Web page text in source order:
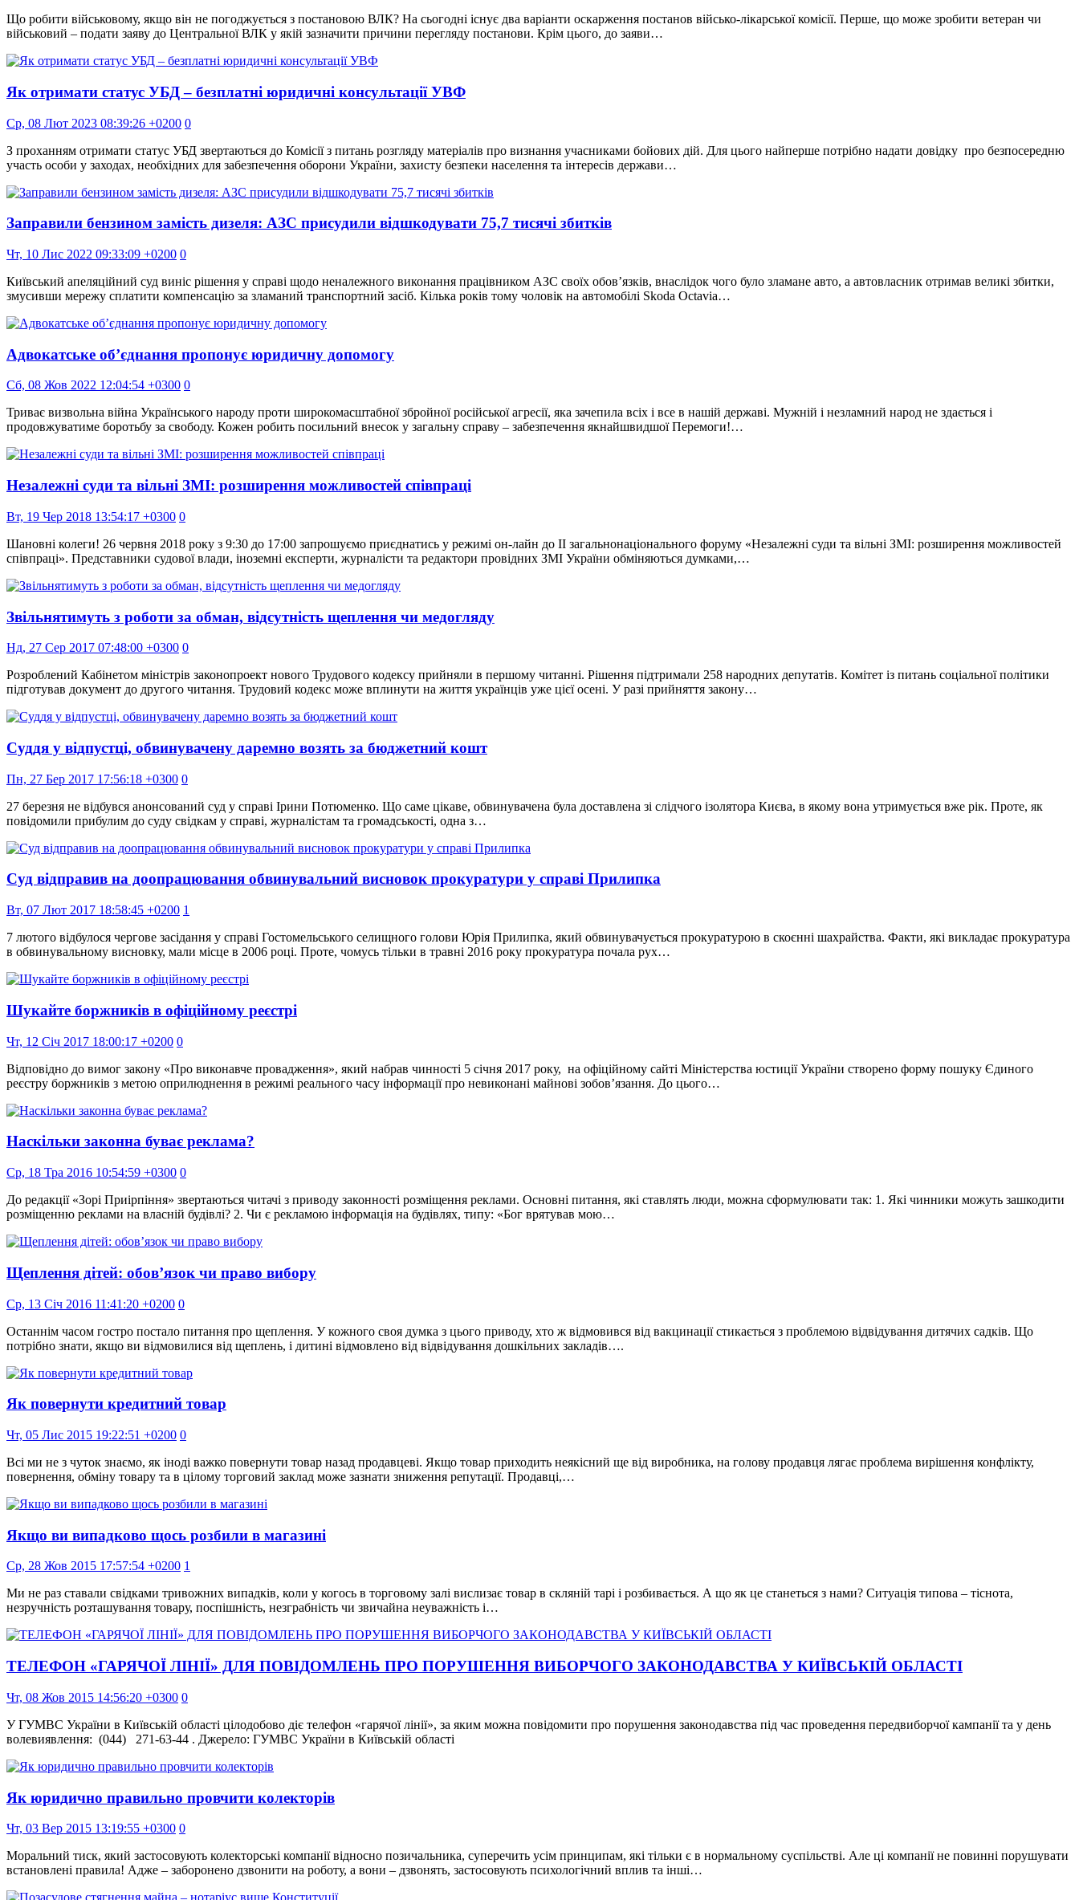
Що робити військовому, якщо він не погоджується з постановою ВЛК? На сьогодні існує два варіанти оскарження постанов військо-лікарської комісії. Перше, що може зробити ветеран чи
військовий – подати заяву до Центральної ВЛК у якій зазначити причини перегляду постанови. Крім цього, до заяви…
Як отримати статус УБД – безплатні юридичні консультації УВФ
Ср, 08 Лют 2023 08:39:26 +0200 0
З проханням отримати статус УБД звертаються до Комісії з питань розгляду матеріалів про визнання учасниками бойових дій. Для цього найперше потрібно надати довідку про безпосередню
участь особи у заходах, необхідних для забезпечення оборони України, захисту безпеки населення та інтересів держави…
Заправили бензином замість дизеля: АЗС присудили відшкодувати 75,7 тисячі збитків
Чт, 10 Лис 2022 09:33:09 +0200 0
Київський апеляційний суд виніс рішення у справі щодо неналежного виконання працівником АЗС своїх обов’язків, внаслідок чого було зламане авто, а автовласник отримав великі збитки,
змусивши мережу сплатити компенсацію за зламаний транспортний засіб. Кілька років тому чоловік на автомобілі Skoda Oсtavia…
Адвокатське об’єднання пропонує юридичну допомогу
Сб, 08 Жов 2022 12:04:54 +0300 0
Триває визвольна війна Українського народу проти широкомасштабної збройної російської агресії, яка зачепила всіх і все в нашій державі. Мужній і незламний народ не здається і
продовжуватиме боротьбу за свободу. Кожен робить посильний внесок у загальну справу – забезпечення якнайшвидшої Перемоги!…
Незалежні суди та вільні ЗМІ: розширення можливостей співпраці
Вт, 19 Чер 2018 13:54:17 +0300 0
Шановні колеги! 26 червня 2018 року з 9:30 до 17:00 запрошуємо приєднатись у режимі он-лайн до ІІ загальнонаціонального форуму «Незалежні суди та вільні ЗМІ: розширення можливостей
співпраці». Представники судової влади, іноземні експерти, журналісти та редактори провідних ЗМІ України обміняються думками,…
Звільнятимуть з роботи за обман, відсутність щеплення чи медогляду
Нд, 27 Сер 2017 07:48:00 +0300 0
Розроблений Кабінетом міністрів законопроект нового Трудового кодексу прийняли в першому читанні. Рішення підтримали 258 народних депутатів. Комітет із питань соціальної політики
підготував документ до другого читання. Трудовий кодекс може вплинути на життя українців уже цієї осені. У разі прийняття закону…
Суддя у відпустці, обвинувачену даремно возять за бюджетний кошт
Пн, 27 Бер 2017 17:56:18 +0300 0
27 березня не відбувся анонсований суд у справі Ірини Потюменко. Що саме цікаве, обвинувачена була доставлена зі слідчого ізолятора Києва, в якому вона утримується вже рік. Проте, як
повідомили прибулим до суду свідкам у справі, журналістам та громадськості, одна з…
Суд відправив на доопрацювання обвинувальний висновок прокуратури у справі Прилипка
Вт, 07 Лют 2017 18:58:45 +0200 1
7 лютого відбулося чергове засідання у справі Гостомельського селищного голови Юрія Прилипка, який обвинувачується прокуратурою в скоєнні шахрайства. Факти, які викладає прокуратура
в обвинувальному висновку, мали місце в 2006 році. Проте, чомусь тільки в травні 2016 року прокуратура почала рух…
Шукайте боржників в офіційному реєстрі
Чт, 12 Січ 2017 18:00:17 +0200 0
Відповідно до вимог закону «Про виконавче провадження», який набрав чинності 5 січня 2017 року, на офіційному сайті Міністерства юстиції України створено форму пошуку Єдиного
реєстру боржників з метою оприлюднення в режимі реального часу інформації про невиконані майнові зобов’язання. До цього…
Наскільки законна буває реклама?
Ср, 18 Тра 2016 10:54:59 +0300 0
До редакції «Зорі Приірпіння» звертаються читачі з приводу законності розміщення реклами. Основні питання, які ставлять люди, можна сформулювати так: 1. Які чинники можуть зашкодити
розміщенню реклами на власній будівлі? 2. Чи є рекламою інформація на будівлях, типу: «Бог врятував мою…
Щеплення дітей: обов’язок чи право вибору
Ср, 13 Січ 2016 11:41:20 +0200 0
Останнім часом гостро постало питання про щеплення. У кожного своя думка з цього приводу, хто ж відмовився від вакцинації стикається з проблемою відвідування дитячих садків. Що
потрібно знати, якщо ви відмовилися від щеплень, і дитині відмовлено від відвідування дошкільних закладів….
Як повернути кредитний товар
Чт, 05 Лис 2015 19:22:51 +0200 0
Всі ми не з чуток знаємо, як іноді важко повернути товар назад продавцеві. Якщо товар приходить неякісний ще від виробника, на голову продавця лягає проблема вирішення конфлікту,
повернення, обміну товару та в цілому торговий заклад може зазнати зниження репутації. Продавці,…
Якщо ви випадково щось розбили в магазині
Ср, 28 Жов 2015 17:57:54 +0200 1
Ми не раз ставали свідками тривожних випадків, коли у когось в торговому залі вислизає товар в скляній тарі і розбивається. А що як це станеться з нами? Ситуація типова – тіснота,
незручність розташування товару, поспішність, незграбність чи звичайна неуважність і…
ТЕЛЕФОН «ГАРЯЧОЇ ЛІНІЇ» ДЛЯ ПОВІДОМЛЕНЬ ПРО ПОРУШЕННЯ ВИБОРЧОГО ЗАКОНОДАВСТВА У КИЇВСЬКІЙ ОБЛАСТІ
Чт, 08 Жов 2015 14:56:20 +0300 0
У ГУМВС України в Київській області цілодобово діє телефон «гарячої лінії», за яким можна повідомити про порушення законодавства під час проведення передвиборчої кампанії та у день
волевиявлення: (044) 271-63-44 . Джерело: ГУМВС України в Київській області
Як юридично правильно провчити колекторів
Чт, 03 Вер 2015 13:19:55 +0300 0
Моральний тиск, який застосовують колекторські компанії відносно позичальника, суперечить усім принципам, які тільки є в нормальному суспільстві. Але ці компанії не повинні порушувати
встановлені правила! Адже – заборонено дзвонити на роботу, а вони – дзвонять, застосовують психологічний вплив та інші…